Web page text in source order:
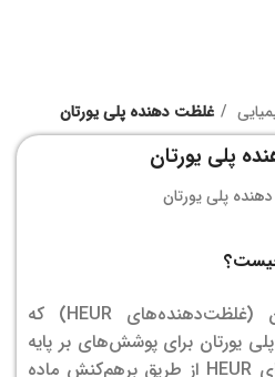
غلظت دهنده پلی یورتان
پلی یورتان
غلظت دهنده پلی یورتان (غلظت‌دهنده‌های HEUR) که
یورتان برای پوشش‌های بر پایه
آب هستند. غلظت‌دهنده‌های HEUR از طریق برهم‌کنش ماده